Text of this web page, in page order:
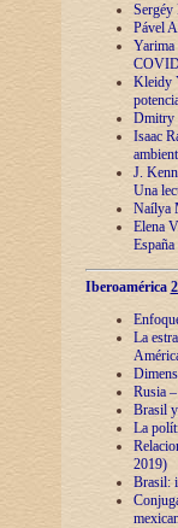
Sergéy
Pável
Yarima
Kleidy
Dmitry
Isaac
J.
Una
Naílya
Elena
España
Iberoamérica
La
Rusia
Brasil
La
2019)
Brasil: